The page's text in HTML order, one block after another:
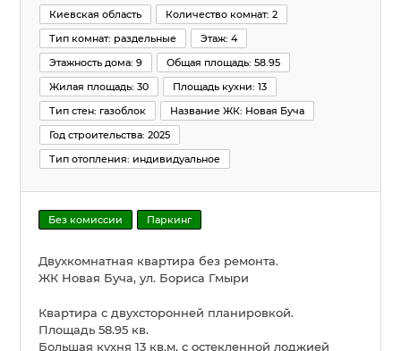
Киевская область
Количество комнат: 2
Тип комнат: раздельные
Этаж: 4
Этажность дома: 9
Общая площадь: 58.95
Жилая площадь: 30
Площадь кухни: 13
Тип стен: газоблок
Название ЖК: Новая Буча
Год строительства: 2025
Тип отопления: индивидуальное
Без комиссии Паркинг
Двухкомнатная квартира без ремонта.
ЖК Новая Буча, ул. Бориса Гмыри
Квартира с двухсторонней планировкой.
Площадь 58.95 кв.
Большая кухня 13 кв.м, с остекленной лоджией